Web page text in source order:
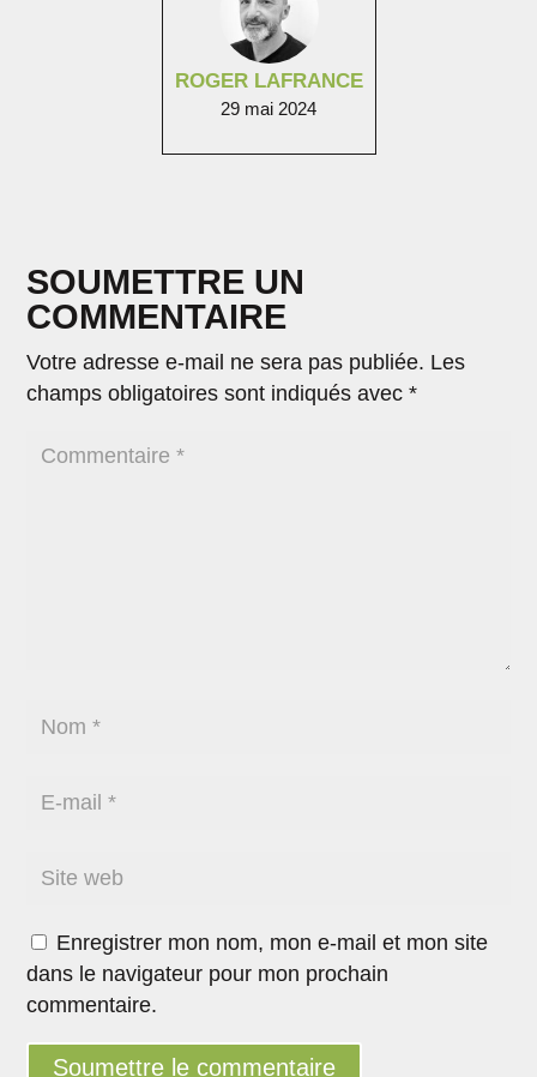
ROGER LAFRANCE
29 mai 2024
SOUMETTRE UN
COMMENTAIRE
Votre adresse e-mail ne sera pas publiée. Les
champs obligatoires sont indiqués avec*
Enregistrer mon nom, mon e-mail et mon site
dans le navigateur pour mon prochain
commentaire.
Soumettre le commentaire